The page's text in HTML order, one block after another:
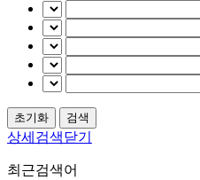
상세검색닫기
최근검색어